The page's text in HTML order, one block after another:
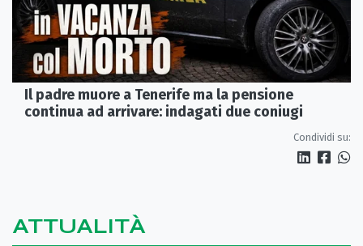
Il padre muore a Tenerife ma la pensione
continua ad arrivare: indagati due coniugi
Condividi su:
ATTUALITÀ